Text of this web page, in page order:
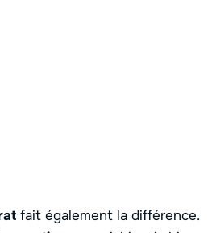
fait également la différence.